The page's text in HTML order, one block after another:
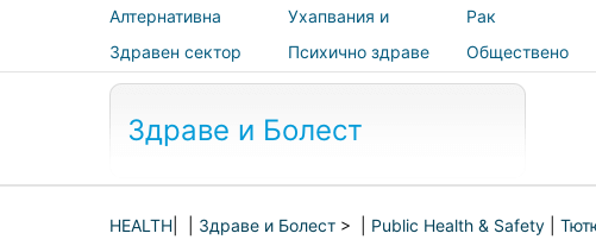
Алтернативна
медицина
Ухапвания и
ужилвания
Рак
Здравен сектор
Психично здраве
Обществено
здраве и
Здраве и Болест
HEALTH Здраве и Болест > | Public Health & Safety